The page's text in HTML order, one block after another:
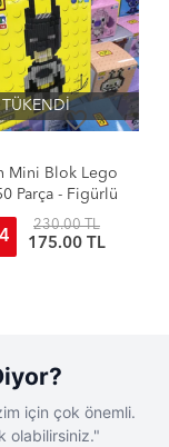
favorite_border
TÜKENDİ
Bricks Figürlü Mini
Setleri 125 Parçalı
85.00 TL